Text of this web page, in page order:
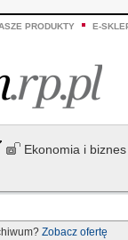
PRODUKTY E-
Ekonomia i biznes
Zobacz ofertę